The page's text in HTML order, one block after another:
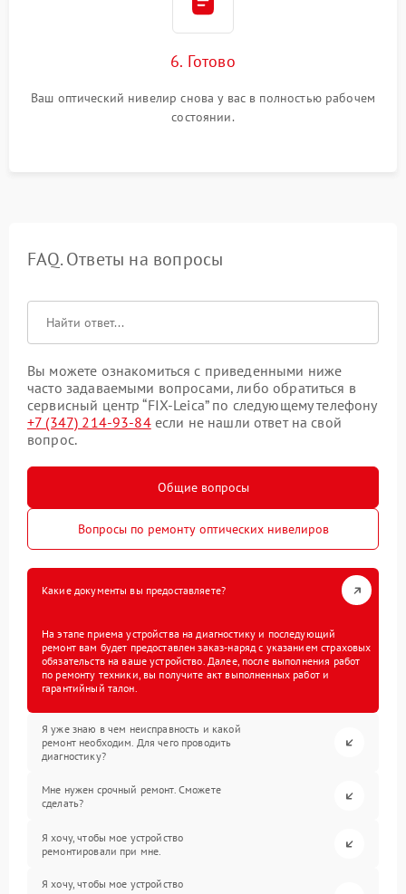
6. Готово
Ваш оптический нивелир снова у вас в полностью рабочем
состоянии.
FAQ. Ответы на вопросы
Вы можете ознакомиться с приведенными ниже
часто задаваемыми вопросами, либо обратиться в
сервисный центр “FIX-Leica” по следующему телефону
+7 (347) 214-93-84если не нашли ответ на свой
вопрос.
Общие вопросы
Вопросы по ремонту оптических нивелиров
Какие документы вы предоставляете?
На этапе приема устройства на диагностику и последующий
ремонт вам будет предоставлен заказ-наряд с указанием страховых
обязательств на ваше устройство. Далее, после выполнения работ
по ремонту техники, вы получите акт выполненных работ и
гарантийный талон.
Я уже знаю в чем неисправность и какой
ремонт необходим. Для чего проводить
диагностику?
Мне нужен срочный ремонт. Сможете
сделать?
Я хочу, чтобы мое устройство
ремонтировали при мне.
Я хочу, чтобы мое устройство